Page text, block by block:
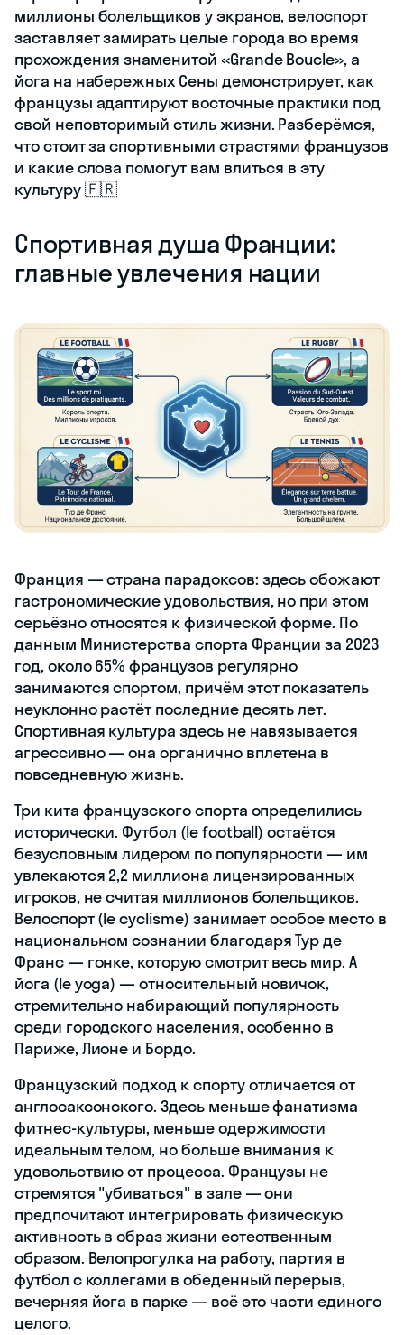
миллионы болельщиков у экранов, велоспорт
заставляет замирать целые города во время
прохождения знаменитой «Grande Boucle», а
йога на набережных Сены демонстрирует, как
французы адаптируют восточные практики под
свой неповторимый стиль жизни. Разберёмся,
что стоит за спортивными страстями французов
и какие слова помогут вам влиться в эту
культуру 🇫🇷
Спортивная душа Франции:
главные увлечения нации
Франция — страна парадоксов: здесь обожают
гастрономические удовольствия, но при этом
серьёзно относятся к физической форме. По
данным Министерства спорта Франции за 2023
год, около 65% французов регулярно
занимаются спортом, причём этот показатель
неуклонно растёт последние десять лет.
Спортивная культура здесь не навязывается
агрессивно — она органично вплетена в
повседневную жизнь.
Три кита французского спорта определились
исторически. Футбол (le football) остаётся
безусловным лидером по популярности — им
увлекаются 2,2 миллиона лицензированных
игроков, не считая миллионов болельщиков.
Велоспорт (le cyclisme) занимает особое место в
национальном сознании благодаря Тур де
Франс — гонке, которую смотрит весь мир. А
йога (le yoga) — относительный новичок,
стремительно набирающий популярность
среди городского населения, особенно в
Париже, Лионе и Бордо.
Французский подход к спорту отличается от
англосаксонского. Здесь меньше фанатизма
фитнес-культуры, меньше одержимости
идеальным телом, но больше внимания к
удовольствию от процесса. Французы не
стремятся "убиваться" в зале — они
предпочитают интегрировать физическую
активность в образ жизни естественным
образом. Велопрогулка на работу, партия в
футбол с коллегами в обеденный перерыв,
вечерняя йога в парке — всё это части единого
целого.